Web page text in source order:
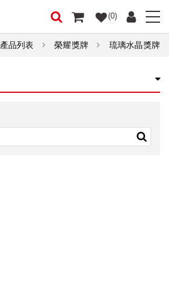
(0)
產品列表 榮耀獎牌 琉璃水晶獎牌